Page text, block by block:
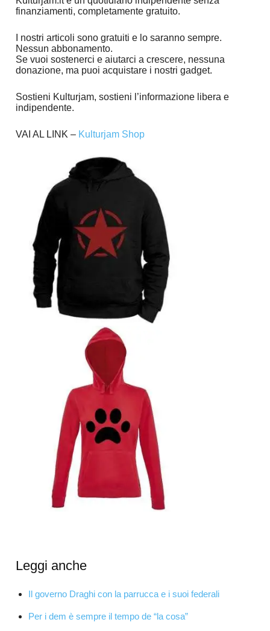
finanziamenti, completamente gratuito.
I nostri articoli sono gratuiti e lo saranno sempre.
Nessun abbonamento.
Se vuoi sostenerci e aiutarci a crescere, nessuna
donazione, ma puoi acquistare i nostri gadget.
Sostieni Kulturjam, sostieni l’informazione libera e
indipendente.
VAI AL LINK – Kulturjam Shop
Leggi anche
Il governo Draghi con la parrucca e i suoi federali
Per i dem è sempre il tempo de “la cosa”